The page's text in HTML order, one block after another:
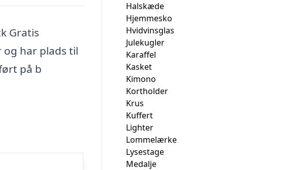
Gratis
og har plads til
på b
Halskæde
Hjemmesko
Hvidvinsglas
Julekugler
Karaffel
Kasket
Kimono
Kortholder
Krus
Kuffert
Lighter
Lommelærke
Lysestage
Medalje